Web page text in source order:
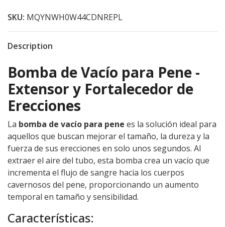
SKU: MQYNWH0W44CDNREPL
Description
Bomba de Vacío para Pene -
Extensor y Fortalecedor de
Erecciones
La bomba de vacío para pene es la solución ideal para
aquellos que buscan mejorar el tamaño, la dureza y la
fuerza de sus erecciones en solo unos segundos. Al
extraer el aire del tubo, esta bomba crea un vacío que
incrementa el flujo de sangre hacia los cuerpos
cavernosos del pene, proporcionando un aumento
temporal en tamaño y sensibilidad.
Características: